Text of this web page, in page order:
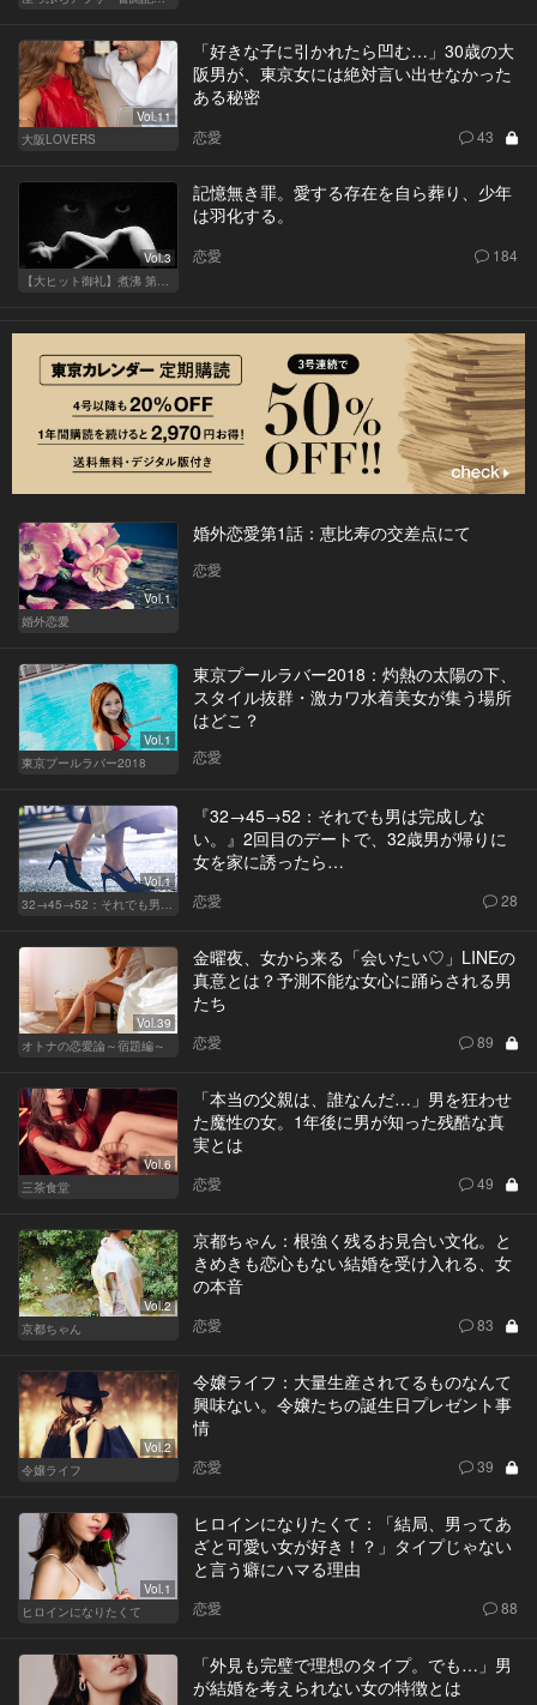
Vol.11
大阪LOVERS
「好きな子に引かれたら凹む…」30歳の大
阪男が、東京女には絶対言い出せなかった
ある秘密
恋愛 43
Vol.3
【大ヒット御礼】煮沸 第二章
記憶無き罪。愛する存在を自ら葬り、少年
は羽化する。
恋愛 184
Vol.1
婚外恋愛
婚外恋愛第1話：恵比寿の交差点にて
恋愛
Vol.1
東京プールラバー2018
東京プールラバー2018：灼熱の太陽の下、
スタイル抜群・激カワ水着美女が集う場所
はどこ？
恋愛
Vol.1
32→45→52：それでも男は完成しない。
『32→45→52：それでも男は完成しな
い。』2回目のデートで、32歳男が帰りに
女を家に誘ったら…
恋愛 28
Vol.39
オトナの恋愛論～宿題編～
金曜夜、女から来る「会いたい♡」LINEの
真意とは？予測不能な女心に踊らされる男
たち
恋愛 89
Vol.6
三茶食堂
「本当の父親は、誰なんだ…」男を狂わせ
た魔性の女。1年後に男が知った残酷な真
実とは
恋愛 49
Vol.2
京都ちゃん
京都ちゃん：根強く残るお見合い文化。と
きめきも恋心もない結婚を受け入れる、女
の本音
恋愛 83
Vol.2
令嬢ライフ
令嬢ライフ：大量生産されてるものなんて
興味ない。令嬢たちの誕生日プレゼント事
情
恋愛 39
Vol.1
ヒロインになりたくて
ヒロインになりたくて：「結局、男ってあ
ざと可愛い女が好き！？」タイプじゃない
と言う癖にハマる理由
恋愛 88
「外見も完璧で理想のタイプ。でも…」男
が結婚を考えられない女の特徴とは